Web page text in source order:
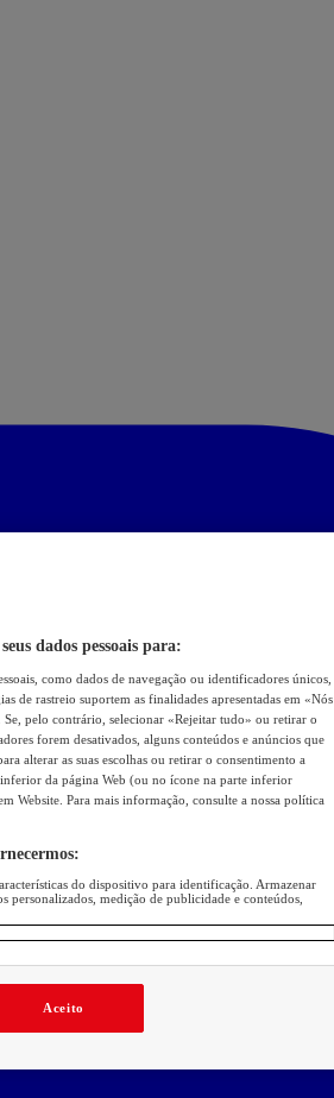
dados pessoais para:
como dados de navegação ou identificadores únicos,
de rastreio suportem as finalidades apresentadas em «Nós
Se, pelo contrário, selecionar «Rejeitar tudo» ou retirar o
forem desativados, alguns conteúdos e anúncios que
alterar as suas escolhas ou retirar o consentimento a
da página Web (ou no ícone na parte inferior
Website. Para mais informação, consulte a nossa política
do dispositivo para identificação. Armazenar
medição de publicidade e conteúdos,
Aceito